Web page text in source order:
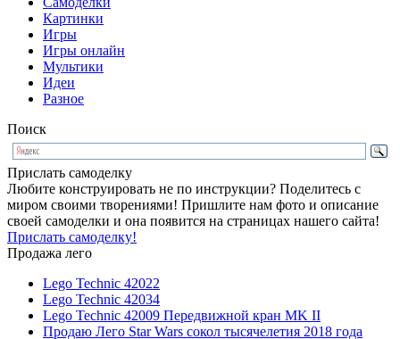
Картинки
Игры
Игры онлайн
Мультики
Идеи
Разное
Поиск
Прислать самоделку
Любите конструировать не по инструкции? Поделитесь с
миром своими творениями! Пришлите нам фото и описание
своей самоделки и она появится на страницах нашего сайта!
Прислать самоделку!
Продажа лего
Lego Technic 42022
Lego Technic 42034
Lego Technic 42009 Передвижной кран MK II
Продаю Лего Star Wars сокол тысячелетия 2018 года